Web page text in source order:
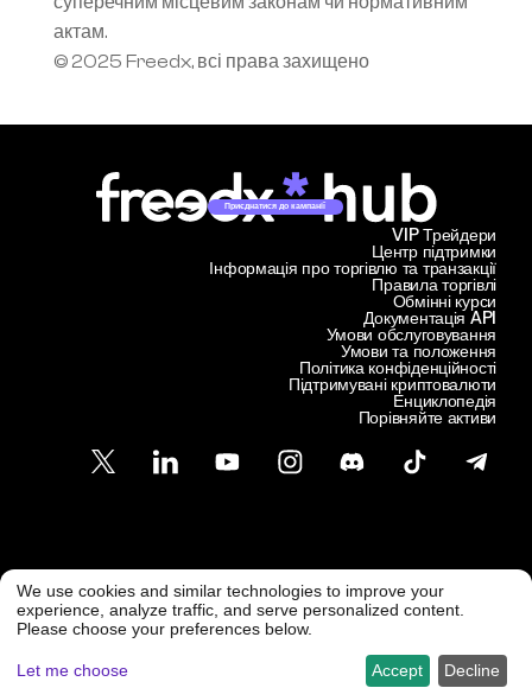
актам.
© 2025 Freedx, всі права захищено
Приєднатися до кампанії
Центр підтримки
Інформація про торгівлю та транзакції
VIP Трейдери
Правила торгівлі
Обмінні курси
Документація API
Умови обслуговування
Умови та положення
Політика конфіденційності
Підтримувані криптовалюти
Енциклопедія
Порівняйте активи
Підтримка клієнтів
support@freedx.com @ Freedx 2026
We use cookies and similar technologies to improve your
experience, analyze traffic, and serve personalized content.
Please choose your preferences below.
Let me choose Decline
Accept